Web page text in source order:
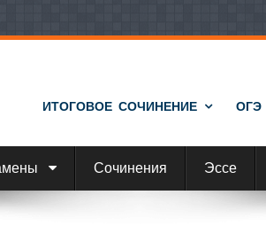
ИТОГОВОЕ СОЧИНЕНИЕ ОГЭ
Сочинения Эссе